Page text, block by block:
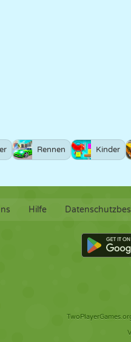
Rennen Kinder
Hilfe